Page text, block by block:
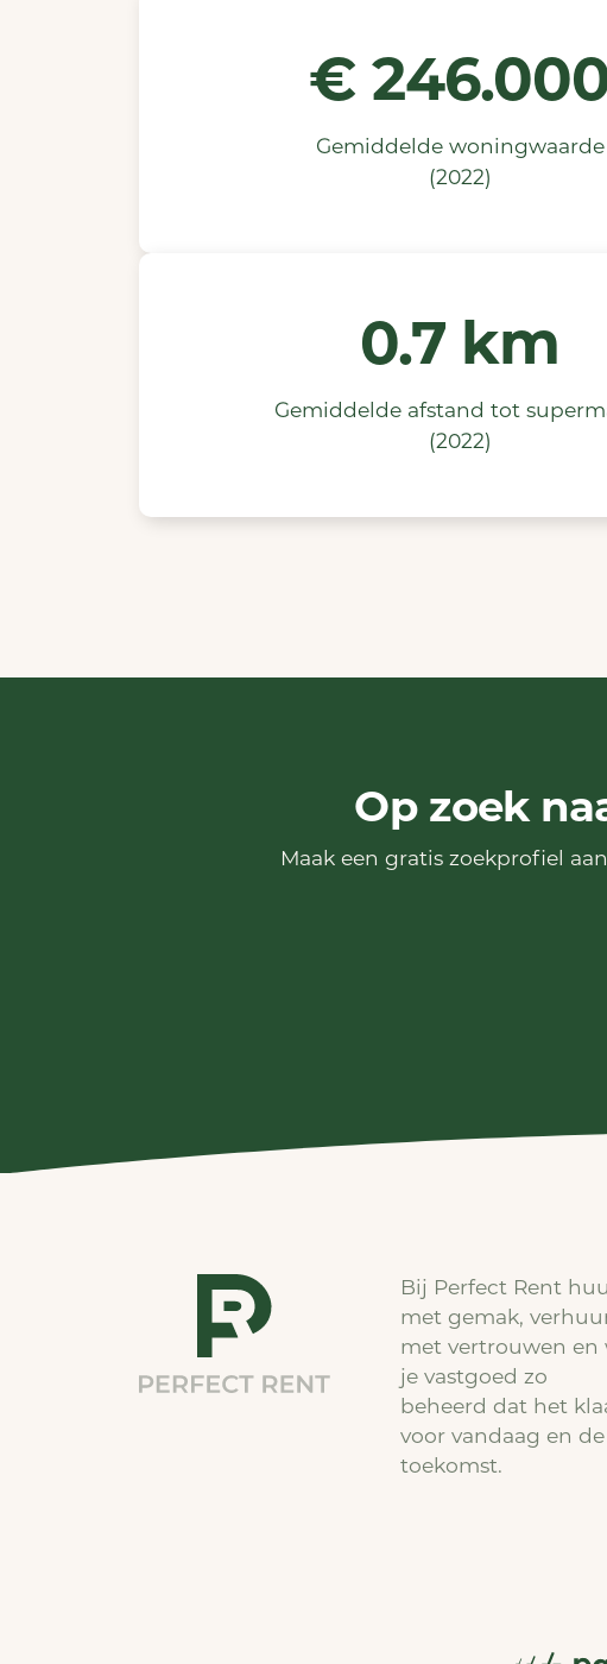
€
Gemiddelde woningwaarde
(2022)
0.7 km
Gemiddelde afstand tot
(2022)
Op zoek
Maak een gratis zoekprofiel
Bij Perfect Rent
met gemak,
met vertrouwen en
je vastgoed zo
beheerd dat het
voor vandaag en de
toekomst.